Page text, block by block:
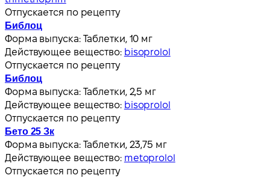
Отпускается по рецепту
Библоц
Форма выпуска: Таблетки, 10 мг
Действующее вещество: bisoprolol
Отпускается по рецепту
Библоц
Форма выпуска: Таблетки, 2,5 мг
Действующее вещество: bisoprolol
Отпускается по рецепту
Бето 25 Зк
Форма выпуска: Таблетки, 23,75 мг
Действующее вещество: metoprolol
Отпускается по рецепту